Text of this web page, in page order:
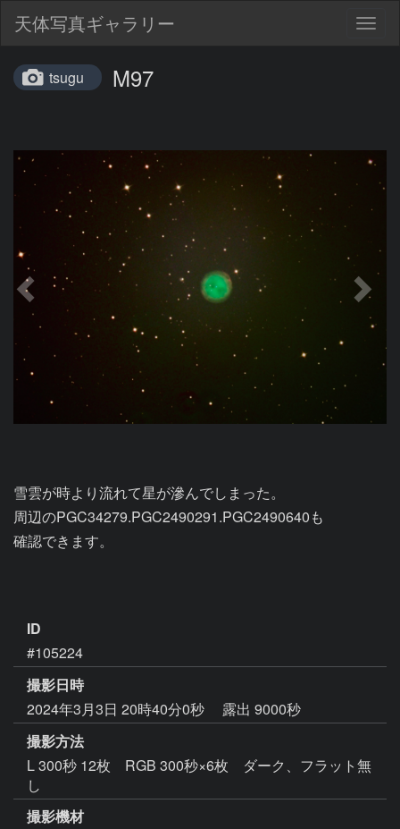
天体写真ギャラリー
tsugu M97
雪雲が時より流れて星が滲んでしまった。
周辺のPGC34279.PGC2490291.PGC2490640も
確認できます。
ID
#105224
撮影日時
2024年3月3日 20時40分0秒
露出 9000秒
撮影方法
L 300秒 12枚 RGB 300秒×6枚 ダーク、フラット無
し
撮影機材